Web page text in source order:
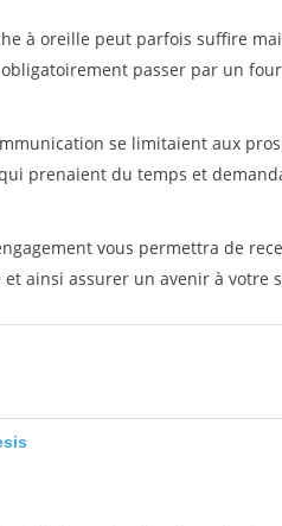
à oreille peut parfois suffire
passer par un
se limitaient aux
prenaient du temps et
vous permettra de
ainsi assurer un avenir à votre